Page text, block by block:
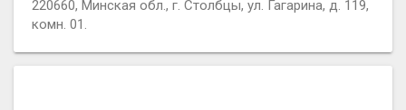
220660, Минская обл., г. Столбцы, ул. Гагарина, д. 119,
комн. 01.